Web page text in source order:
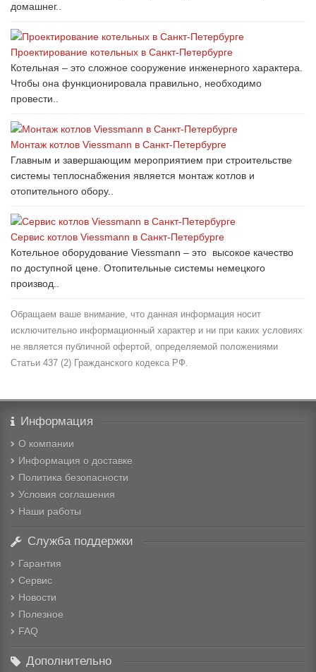
домашнег..
Проектирование котельных в Санкт-Петербурге
Котельная – это сложное сооружение инженерного характера.
Чтобы она функционировала правильно, необходимо
провести..
Монтаж котлов Viessmann в Санкт-Петербурге
Главным и завершающим мероприятием при строительстве
системы теплоснабжения является монтаж котлов и
отопительного обору..
Сервис котлов Viessmann в Санкт-Петербурге
Котельное оборудование Viessmann – это высокое качество
по доступной цене. Отопительные системы немецкого
производ..
Обращаем ваше внимание, что данная информация носит
исключительно информационный характер и ни при каких условиях
не является публичной офертой, определяемой положениями
Статьи 437 (2) Гражданского кодекса РФ.
Информация
О компании
Информация о доставке
Политика безопасности
Условия соглашения
Наши работы
Служба поддержки
Гарантия
Сервис
Новости
Полезное
FAQ
Дополнительно